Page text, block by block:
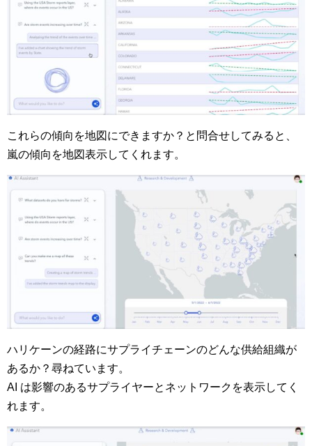
これらの傾向を地図にできますか？と問合せしてみると、
嵐の傾向を地図表示してくれます。
ハリケーンの経路にサプライチェーンのどんな供給組織が
あるか？尋ねています。
AI は影響のあるサプライヤーとネットワークを表示してく
れます。